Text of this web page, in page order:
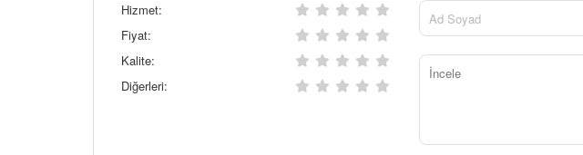
Hizmet:
Fiyat:
Kalite:
Diğerleri: